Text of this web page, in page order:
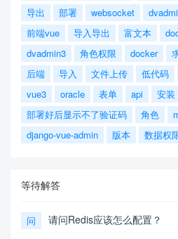
导出
部署 websocket
前端vue
导入导出 富文本
dvadmin3
角色权限 docker
后端
导入 文件上传 低代码
vue3
oracle 表单 api 安装
部署好后显示不了验证码
角色
django-vue-admin
版本 数据权
等待解答
问 请问Redis应该怎么配置？